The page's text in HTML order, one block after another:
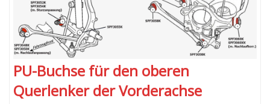
PU-Buchse für den oberen
Querlenker der Vorderachse